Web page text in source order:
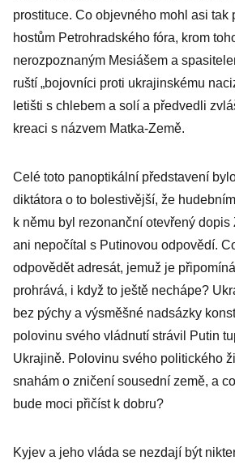
prostituce. Co objevného mohl asi tak
hostům Petrohradského fóra, krom
nerozpoznaným Mesiášem a
ruští „bojovníci proti ukrajinskému
letišti s chlebem a solí a předvedli
kreaci s názvem Matka-Země.
Celé toto panoptikální představení
diktátora o to bolestivější, že
k němu byl rezonanční otevřený dopis
ani nepočítal s Putinovou odpovědí.
odpovědět adresát, jemuž je
prohrává, i když to ještě nechápe?
bez pýchy a výsměšné nadsázky
polovinu svého vládnutí strávil Putin
Ukrajině. Polovinu svého politického
snahám o zničení sousední země, a
bude moci přičíst k dobru?
Kyjev a jeho vláda se nezdají být